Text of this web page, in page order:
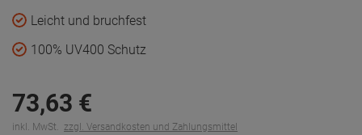
Leicht und bruchfest
100% UV400 Schutz
73,63 €
inkl. MwSt. zzgl. Versandkosten und Zahlungsmittel